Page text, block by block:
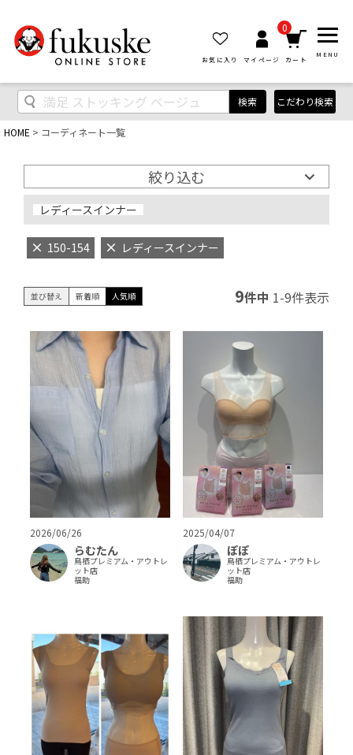
お気に入り マイページ
0
カート
MENU
検索 こだわり検索
HOME コーディネート一覧
絞り込む
レディースインナー
150-154 レディースインナー
並び替え 新着順 人気順 9件中 1-9件表示
2026/06/26
らむたん
鳥栖プレミアム・アウトレ
ット店
福助
2025/04/07
ぽぽ
鳥栖プレミアム・アウトレ
ット店
福助